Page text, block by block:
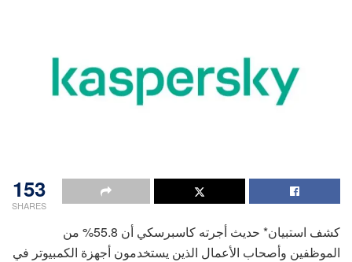
153
SHARES
كشف استبيان* حديث أجرته كاسبرسكي أن 55.8% من
الموظفين وأصحاب الأعمال الذين يستخدمون أجهزة الكمبيوتر في